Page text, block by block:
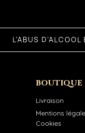
L'ABUS
BOUTIQUE
Livraison
Mentions
Cookies